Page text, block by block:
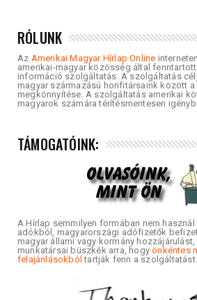
RÓLUNK
Az Amerikai Magyar Hírlap Online
amerikai-magyar közösség által
információ szolgáltatás. A szolgáltatás
magyar származású honfitársaink között
megkönnyítése. A szolgáltatás amerikai
magyarok számára térítésmentesen
TÁMOGATÓINK:
A Hírlap semmilyen formában nem
adókból, magyarországi adófizetők
magyar állami vagy kormány
munkatársai büszkék arra, hogyönkéntes
felajánlásokból tartják fenn a szolgáltatást.